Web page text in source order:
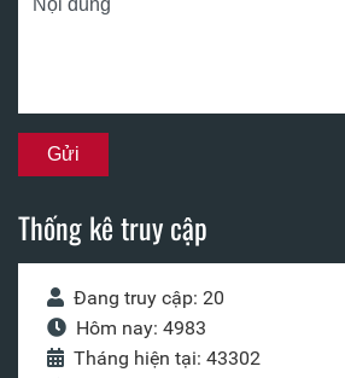
Thống kê truy cập
Đang truy cập: 20
Hôm nay: 4983
Tháng hiện tại: 43302